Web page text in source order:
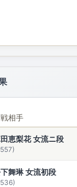
相手
恵梨花 女流ニ段
舞琳 女流初段